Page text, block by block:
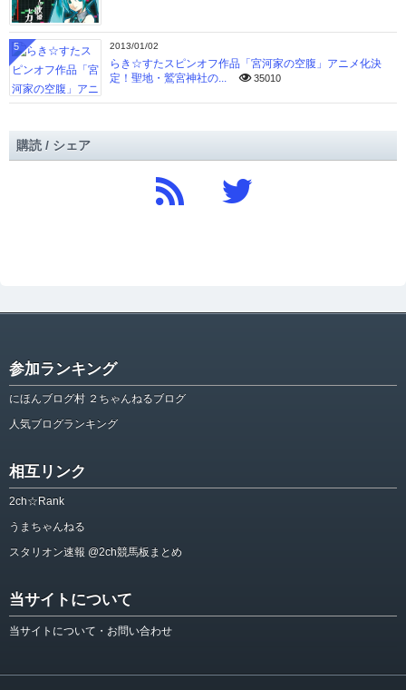
2013/01/02
らき☆すたスピンオフ作品「宮河家の空腹」アニメ化決
定！聖地・鷲宮神社の...
35010
5
購読 / シェア
参加ランキング
にほんブログ村 ２ちゃんねるブログ
人気ブログランキング
相互リンク
2ch☆Rank
うまちゃんねる
スタリオン速報 @2ch競馬板まとめ
当サイトについて
当サイトについて・お問い合わせ